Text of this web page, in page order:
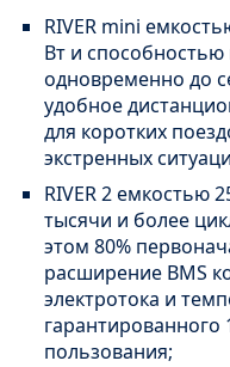
RIVER mini
Вт и способностью
одновременно до
удобное
для коротких
экстренных
RIVER 2 емкостью
тысячи и более
этом 80%
расширение BMS
электротока и
гарантированного
пользования;